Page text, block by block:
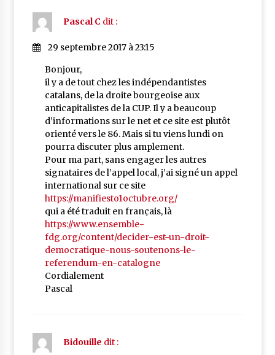
Pascal C dit :
29 septembre 2017 à 23:15
Bonjour,
il y a de tout chez les indépendantistes
catalans, de la droite bourgeoise aux
anticapitalistes de la CUP. Il y a beaucoup
d’informations sur le net et ce site est plutôt
orienté vers le 86. Mais si tu viens lundi on
pourra discuter plus amplement.
Pour ma part, sans engager les autres
signataires de l’appel local, j’ai signé un appel
international sur ce site
https://manifiesto1octubre.org/
qui a été traduit en français, là
https://www.ensemble-
fdg.org/content/decider-est-un-droit-
democratique-nous-soutenons-le-
referendum-en-catalogne
Cordialement
Pascal
Bidouille dit :